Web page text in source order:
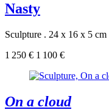
Nasty
Sculpture . 24 x 16 x 5 cm
1 250 € 1 100 €
On a cloud